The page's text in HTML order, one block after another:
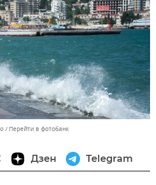
Перейти в фотобанк
Дзен Telegram